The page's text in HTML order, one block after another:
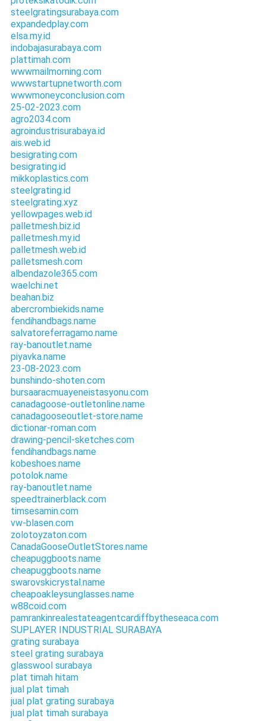
steelgratingsurabaya.com
expandedplay.com
elsa.my.id
indobajasurabaya.com
plattimah.com
wwwmailmorning.com
wwwstartupnetworth.com
wwwmoneyconclusion.com
25-02-2023.com
agro2034.com
agroindustrisurabaya.id
ais.web.id
besigrating.com
besigrating.id
mikkoplastics.com
steelgrating.id
steelgrating.xyz
yellowpages.web.id
palletmesh.biz.id
palletmesh.my.id
palletmesh.web.id
palletsmesh.com
albendazole365.com
waelchi.net
beahan.biz
abercrombiekids.name
fendihandbags.name
salvatoreferragamo.name
ray-banoutlet.name
piyavka.name
23-08-2023.com
bunshindo-shoten.com
bursaaracmuayeneistasyonu.com
canadagoose-outletonline.name
canadagooseoutlet-store.name
dictionar-roman.com
drawing-pencil-sketches.com
fendihandbags.name
kobeshoes.name
potolok.name
ray-banoutlet.name
speedtrainerblack.com
timsesamin.com
vw-blasen.com
zolotoyzaton.com
CanadaGooseOutletStores.name
cheapuggboots.name
cheapuggboots.name
swarovskicrystal.name
cheapoakleysunglasses.name
w88coid.com
pamrankinrealestateagentcardiffbytheseaca.com
SUPLAYER INDUSTRIAL SURABAYA
grating surabaya
steel grating surabaya
glasswool surabaya
plat timah hitam
jual plat timah
jual plat grating surabaya
jual plat timah surabaya